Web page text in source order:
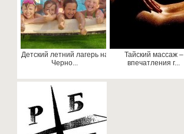
Детский летний лагерь на
Черно...
Тайский массаж –
впечатления г...